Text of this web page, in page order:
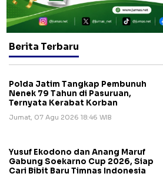
Berita Terbaru
Polda Jatim Tangkap Pembunuh
Nenek 79 Tahun di Pasuruan,
Ternyata Kerabat Korban
Jumat, 07 Agu 2026 18:46 WIB
Yusuf Ekodono dan Anang Maruf
Gabung Soekarno Cup 2026, Siap
Cari Bibit Baru Timnas Indonesia